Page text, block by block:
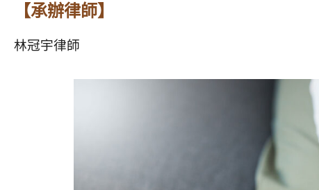
【承辦律師】
林冠宇律師